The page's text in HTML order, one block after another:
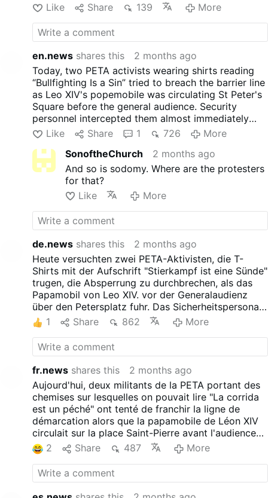
elkísérte őket. A pápamobil rövid időre megállt, de
a közönség a szokásos módon folytatta.
Like Share 139 More
en.news shares this
2 months ago
Today, two PETA activists wearing shirts reading
“Bullfighting Is a Sin” tried to breach the barrier line
as Leo XIV's popemobile was circulating St Peter's
Square before the general audience. Security
personnel intercepted them almost immediately
and escorted them away. The popemobile paused
briefly, but the audience continued as normal.
Like Share 1 726
More
SonoftheChurch
2 months ago
And so is sodomy. Where are the protesters
for that?
Like
More
de.news shares this
2 months ago
Heute versuchten zwei PETA-Aktivisten, die T-
Shirts mit der Aufschrift "Stierkampf ist eine Sünde"
trugen, die Absperrung zu durchbrechen, als das
Papamobil von Leo XIV. vor der Generalaudienz
über den Petersplatz fuhr. Das Sicherheitspersonal
fing sie fast sofort ab und eskortierte sie weg. Das
Papamobil hielt kurz inne, aber die Audienz ging
ganz normal weiter.
1 Share 862 More
fr.news shares this
2 months ago
Aujourd'hui, deux militants de la PETA portant des
chemises sur lesquelles on pouvait lire "La corrida
est un péché" ont tenté de franchir la ligne de
démarcation alors que la papamobile de Léon XIV
circulait sur la place Saint-Pierre avant l'audience
générale. Le personnel de sécurité les a interceptés
presque immédiatement et les a escortés. La
papamobile a fait une courte pause, mais
l'audience a continué comme si de rien n'était.
2 Share 487 More